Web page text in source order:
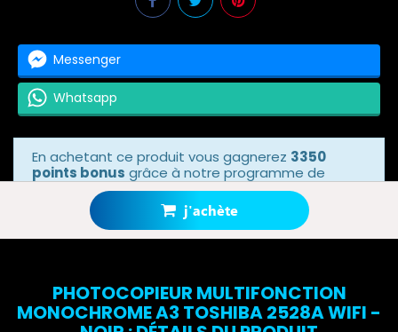
j'achète
Messenger
Whatsapp
En achetant ce produit vous gagnerez 3350
points bonus grâce à notre programme de
fidélité. Votre panier totalisera3350 points
PHOTOCOPIEUR MULTIFONCTION
MONOCHROME A3 TOSHIBA 2528A WIFI -